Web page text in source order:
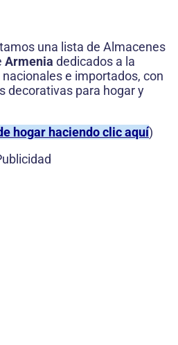
una lista de Almacenes
Armenia dedicados a la
e importados, con
decorativas para hogar y
hogar haciendo clic aquí)